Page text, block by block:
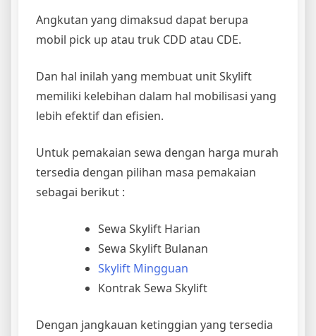
Angkutan yang dimaksud dapat berupa
mobil pick up atau truk CDD atau CDE.
Dan hal inilah yang membuat unit Skylift
memiliki kelebihan dalam hal mobilisasi yang
lebih efektif dan efisien.
Untuk pemakaian sewa dengan harga murah
tersedia dengan pilihan masa pemakaian
sebagai berikut :
Sewa Skylift Harian
Sewa Skylift Bulanan
Skylift Mingguan
Kontrak Sewa Skylift
Dengan jangkauan ketinggian yang tersedia